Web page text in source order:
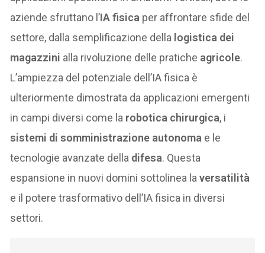
aziende sfruttano l’IA fisica per affrontare sfide del
settore, dalla semplificazione della logistica dei
magazzini alla rivoluzione delle pratiche agricole.
L’ampiezza del potenziale dell’IA fisica è
ulteriormente dimostrata da applicazioni emergenti
in campi diversi come la robotica chirurgica, i
sistemi di somministrazione autonoma e le
tecnologie avanzate della difesa. Questa
espansione in nuovi domini sottolinea laversatilità
e il potere trasformativo dell’IA fisica in diversi
settori.